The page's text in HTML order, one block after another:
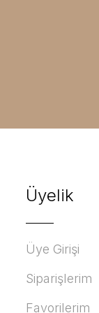
Üyelik
Üye Girişi
Siparişlerim
Favorilerim